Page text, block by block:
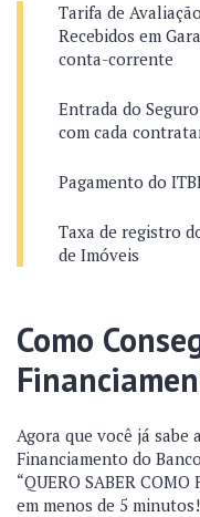
Tarifa de
Recebidos em
conta-corrente
Entrada do
com cada
Pagamento do
Taxa de registro
de Imóveis
Como
Agora que você já sabe
Financiamento do
“QUERO SABER
em menos de 5 minutos!